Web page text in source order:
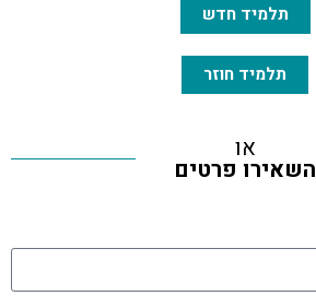
תלמיד חדש
תלמיד חוזר
או
השאירו פרטים